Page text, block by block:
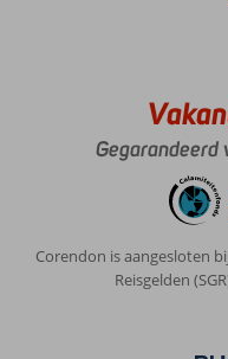
Gegarandeerd
Corendon is aangesloten
Reisgelden